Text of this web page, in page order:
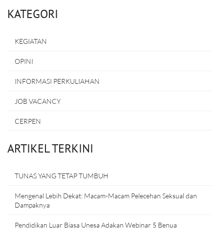
KATEGORI
KEGIATAN
OPINI
INFORMASI PERKULIAHAN
JOB VACANCY
CERPEN
ARTIKEL TERKINI
TUNAS YANG TETAP TUMBUH
Mengenal Lebih Dekat: Macam-Macam Pelecehan Seksual dan
Dampaknya
Pendidikan Luar Biasa Unesa Adakan Webinar 5 Benua